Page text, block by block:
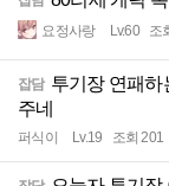
요정사랑 Lv.60 조
잡담 투기장 연패하
주네
퍼식이 Lv.19 조회 201